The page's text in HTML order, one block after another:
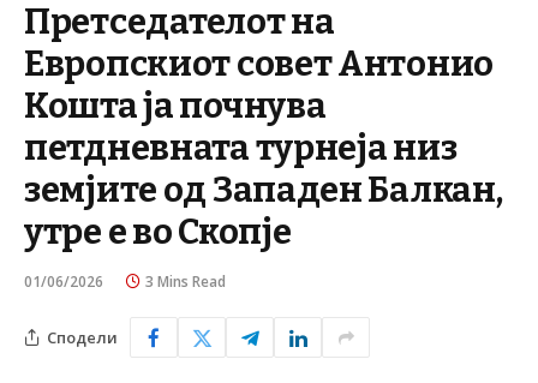
Претседателот на
Европскиот совет Антонио
Кошта ја почнува
петдневната турнеја низ
земјите од Западен Балкан,
утре е во Скопје
01/06/2026 3 Mins Read
Сподели